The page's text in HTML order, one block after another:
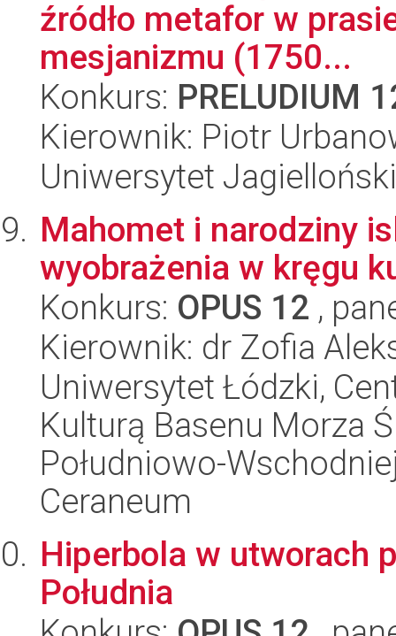
źródło metafor w
mesjanizmu (1750...
Konkurs: PRELUDIUM
Kierownik: Piotr
Uniwersytet
Mahomet i narodziny
wyobrażenia w kręgu
Konkurs: OPUS 12 ,
Kierownik: dr Zofia
Uniwersytet Łódzki,
Kulturą Basenu Morza
Południowo-
Ceraneum
Hiperbola w utworach
Południa